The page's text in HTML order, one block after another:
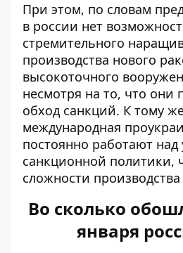
При этом, по словам
в россии нет
стремительного
производства нового
высокоточного
несмотря на то, что они
обход санкций. К тому
международная
постоянно работают над
санкционной политики,
сложности
Во сколько
января